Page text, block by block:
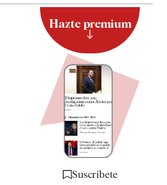
Hazte premium
Suscríbete